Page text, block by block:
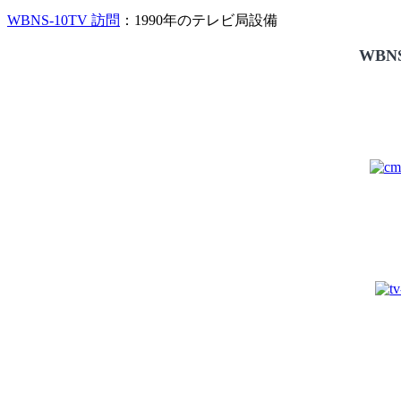
WBNS-10TV 訪問 ：1990年のテレビ局設備